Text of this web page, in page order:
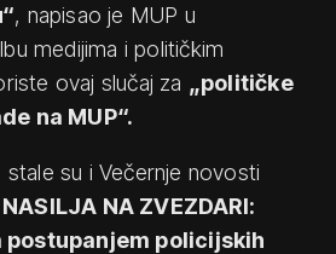
, napisao je MUP u
medijima i političkim
ovaj slučaj za „političke
na MUP“.
su i Večernje novosti
NA ZVEZDARI:
postupanjem policijskih